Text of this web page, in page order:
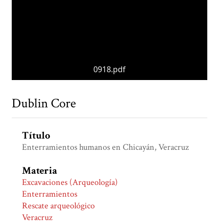
0918.pdf
Dublin Core
Título
Enterramientos humanos en Chicayán, Veracruz
Materia
Excavaciones (Arqueología)
Enterramientos
Rescate arqueológico
Veracruz